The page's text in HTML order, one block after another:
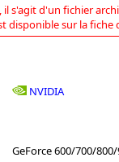
s'agit d'un fichier
disponible sur la fiche
NVIDIA
GeForce 600/700/